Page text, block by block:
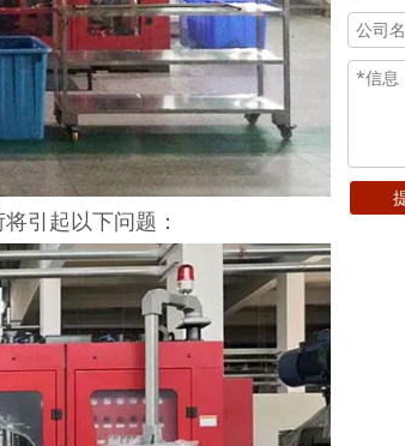
引起以下问题：